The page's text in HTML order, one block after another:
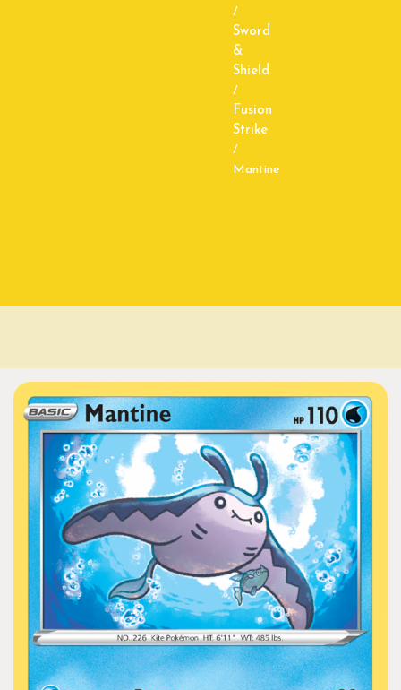
/
Sword
&
Shield
/
Fusion
Strike
/
Mantine